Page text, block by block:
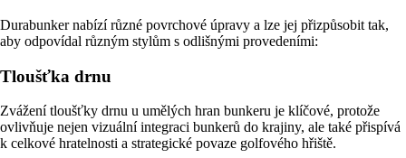
Durabunker nabízí různé povrchové úpravy a lze jej přizpůsobit tak,
aby odpovídal různým stylům s odlišnými provedeními:
Tloušťka drnu
Zvážení tloušťky drnu u umělých hran bunkeru je klíčové, protože
ovlivňuje nejen vizuální integraci bunkerů do krajiny, ale také přispívá
k celkové hratelnosti a strategické povaze golfového hřiště.